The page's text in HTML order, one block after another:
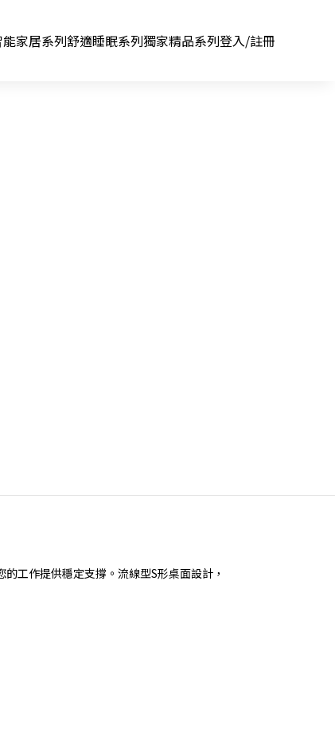
家居系列舒適睡眠系列獨家精品系列登入/註冊
工作提供穩定支撐。流線型S形桌面設計，